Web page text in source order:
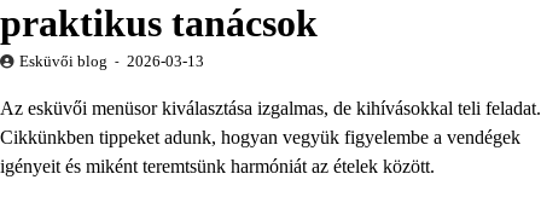
praktikus tanácsok
Esküvői blog 2026-03-13
Az esküvői menüsor kiválasztása izgalmas, de kihívásokkal teli feladat.
Cikkünkben tippeket adunk, hogyan vegyük figyelembe a vendégek
igényeit és miként teremtsünk harmóniát az ételek között.